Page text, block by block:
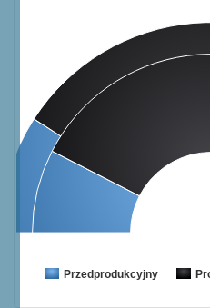
Przedprodukcyjny